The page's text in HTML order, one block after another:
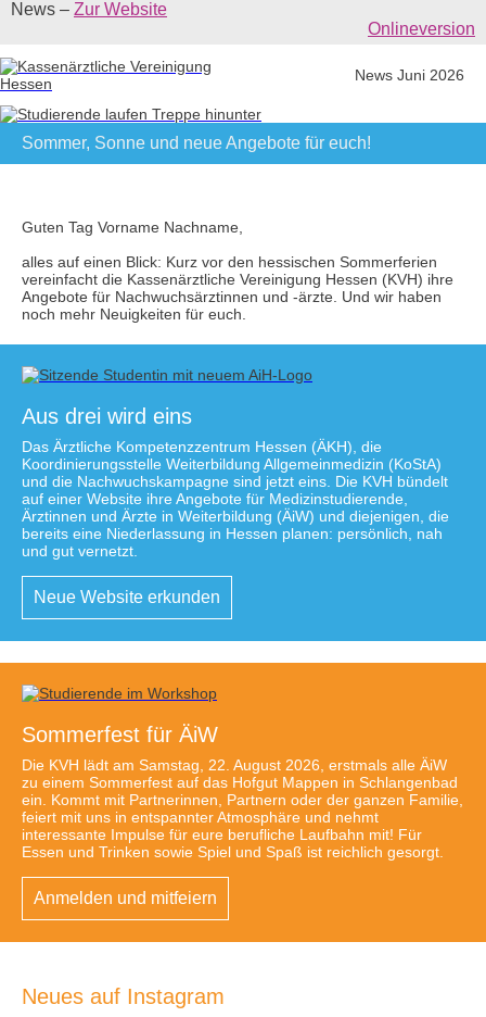
News – Zur Website
Onlineversion
News Juni 2026
Sommer, Sonne und neue Angebote für euch!
Guten Tag Vorname Nachname,
alles auf einen Blick: Kurz vor den hessischen Sommerferien
vereinfacht die Kassenärztliche Vereinigung Hessen (KVH) ihre
Angebote für Nachwuchsärztinnen und -ärzte. Und wir haben
noch mehr Neuigkeiten für euch.
Aus drei wird eins
Das Ärztliche Kompetenzzentrum Hessen (ÄKH), die
Koordinierungsstelle Weiterbildung Allgemeinmedizin (KoStA)
und die Nachwuchskampagne sind jetzt eins. Die KVH bündelt
auf einer Website ihre Angebote für Medizinstudierende,
Ärztinnen und Ärzte in Weiterbildung (ÄiW) und diejenigen, die
bereits eine Niederlassung in Hessen planen: persönlich, nah
und gut vernetzt.
Neue Website erkunden
Sommerfest für ÄiW
Die KVH lädt am Samstag, 22. August 2026, erstmals alle ÄiW
zu einem Sommerfest auf das Hofgut Mappen in Schlangenbad
ein. Kommt mit Partnerinnen, Partnern oder der ganzen Familie,
feiert mit uns in entspannter Atmosphäre und nehmt
interessante Impulse für eure berufliche Laufbahn mit! Für
Essen und Trinken sowie Spiel und Spaß ist reichlich gesorgt.
Anmelden und mitfeiern
Neues auf Instagram